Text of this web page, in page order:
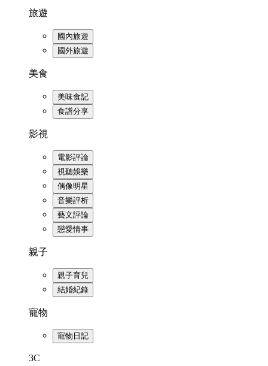
旅遊
國內旅遊
國外旅遊
美食
美味食記
食譜分享
影視
電影評論
視聽娛樂
偶像明星
音樂評析
藝文評論
戀愛情事
親子
親子育兒
結婚紀錄
寵物
寵物日記
3C